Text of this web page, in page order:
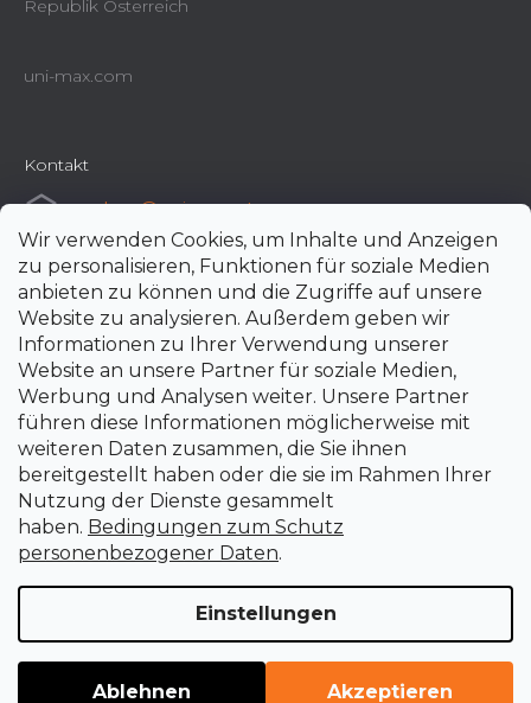
Wir verwenden Cookies, um Inhalte und Anzeigen
zu personalisieren, Funktionen für soziale Medien
anbieten zu können und die Zugriffe auf unsere
Website zu analysieren. Außerdem geben wir
Informationen zu Ihrer Verwendung unserer
Website an unsere Partner für soziale Medien,
Werbung und Analysen weiter. Unsere Partner
führen diese Informationen möglicherweise mit
weiteren Daten zusammen, die Sie ihnen
bereitgestellt haben oder die sie im Rahmen Ihrer
Nutzung der Dienste gesammelt
haben. Bedingungen zum Schutz
personenbezogener Daten.
Einstellungen
Ablehnen Akzeptieren
Republik Österreich
uni-max.com
Kontakt
e-shop@uni-max.at
+420 266 190 190
Erstellt von Shoptet Premium
Einstellungen ändern